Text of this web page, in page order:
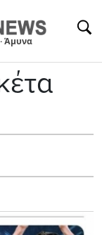
Άμυνα